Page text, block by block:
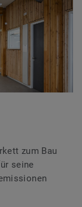
zum Bau
seine